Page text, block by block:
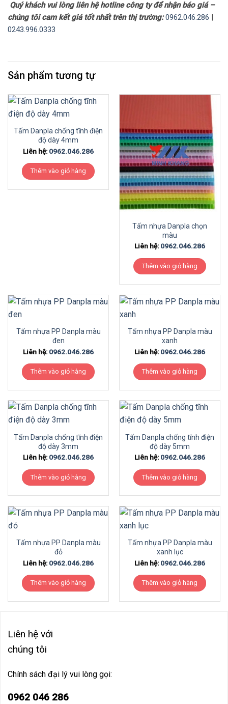
Quý khách vui lòng liên hệ hotline công ty để nhận báo giá –
chúng tôi cam kết giá tốt nhất trên thị trường: 0962.046.286 |
0243.996.0333
Sản phẩm tương tự
Tấm Danpla chống tĩnh điện
độ dày 4mm
Liên hệ: 0962.046.286
Thêm vào giỏ hàng
Tấm nhựa Danpla chọn
màu
Liên hệ: 0962.046.286
Thêm vào giỏ hàng
Tấm nhựa PP Danpla màu
đen
Liên hệ: 0962.046.286
Thêm vào giỏ hàng
Tấm nhựa PP Danpla màu
xanh
Liên hệ: 0962.046.286
Thêm vào giỏ hàng
Tấm Danpla chống tĩnh điện
độ dày 3mm
Liên hệ: 0962.046.286
Thêm vào giỏ hàng
Tấm Danpla chống tĩnh điện
độ dày 5mm
Liên hệ: 0962.046.286
Thêm vào giỏ hàng
Tấm nhựa PP Danpla màu
đỏ
Liên hệ: 0962.046.286
Thêm vào giỏ hàng
Tấm nhựa PP Danpla màu
xanh lục
Liên hệ: 0962.046.286
Thêm vào giỏ hàng
Liên hệ với
chúng tôi
Chính sách đại lý vui lòng gọi:
0962 046 286